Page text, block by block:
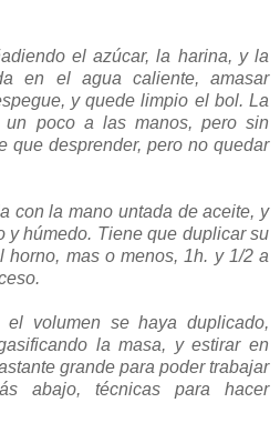
el azúcar, la harina, y la
en el agua caliente, amasar
y quede limpio el bol. La
un poco a las manos, pero sin
que desprender, pero no quedar
con la mano untada de aceite, y
yhúmedo. Tiene que duplicar su
horno, mas o menos, 1h. y 1/2 a
el volumen se haya duplicado,
la masa, y estirar en
grande para poder trabajar
abajo, técnicas para hacer